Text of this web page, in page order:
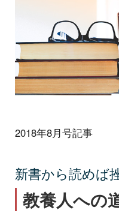
2018年8月号記事
新書から読めば
教養人への